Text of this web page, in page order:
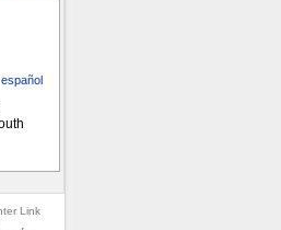
español
Link